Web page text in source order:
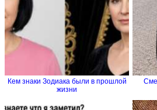
Кем знаки Зодиака были в прошлой
жизни